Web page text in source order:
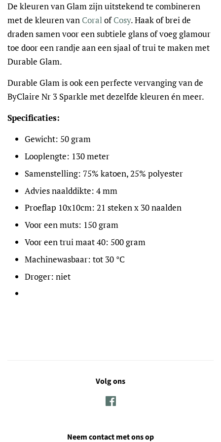
De kleuren van Glam zijn uitstekend te combineren
met de kleuren van Coralof Cosy. Haak of brei de
draden samen voor een subtiele glans of voeg glamour
toe door een randje aan een sjaal of trui te maken met
Durable Glam.
Durable Glam is ook een perfecte vervanging van de
ByClaire Nr 3 Sparkle met dezelfde kleuren én meer.
Specificaties:
Gewicht: 50 gram
Looplengte: 130 meter
Samenstelling: 75% katoen, 25% polyester
Advies naalddikte: 4 mm
Proeflap 10x10cm: 21 steken x 30 naalden
Voor een muts: 150 gram
Voor een trui maat 40: 500 gram
Machinewasbaar: tot 30 °C
Droger: niet
Volg ons
Neem contact met ons op